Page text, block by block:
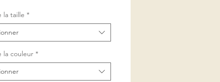
confectionnée par mes soins
dans le Sud de la France et
utilisés sont certifés sans
nocives.
la taille *
la couleur *